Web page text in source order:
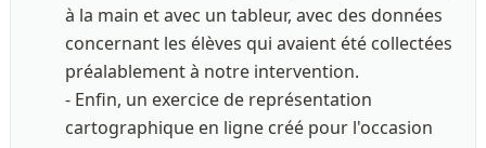
à la main et avec un tableur, avec des données
concernant les élèves qui avaient été collectées
préalablement à notre intervention.
- Enfin, un exercice de représentation
cartographique en ligne créé pour l'occasion